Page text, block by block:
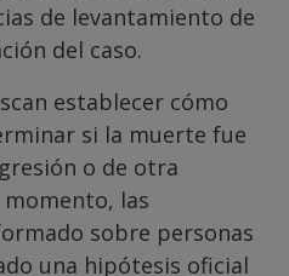
de levantamiento de
del caso.
establecer cómo
si la muerte fue
o de otra
las
sobre personas
una hipótesis oficial